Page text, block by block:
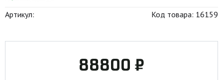
Артикул: Код товара: 16159
88800 ₽